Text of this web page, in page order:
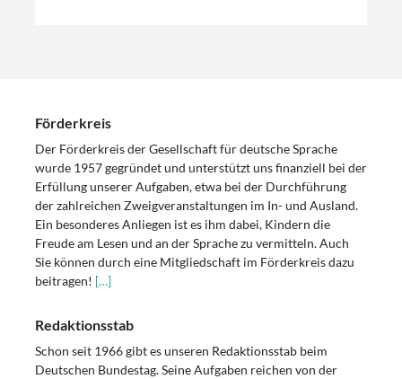
Förderkreis
Der Förderkreis der Gesellschaft für deutsche Sprache
wurde 1957 gegründet und unterstützt uns finanziell bei der
Erfüllung unserer Aufgaben, etwa bei der Durchführung
der zahlreichen Zweigveranstaltungen im In- und Ausland.
Ein besonderes Anliegen ist es ihm dabei, Kindern die
Freude am Lesen und an der Sprache zu vermitteln. Auch
Sie können durch eine Mitgliedschaft im Förderkreis dazu
beitragen! […]
Redaktionsstab
Schon seit 1966 gibt es unseren Redaktionsstab beim
Deutschen Bundestag. Seine Aufgaben reichen von der